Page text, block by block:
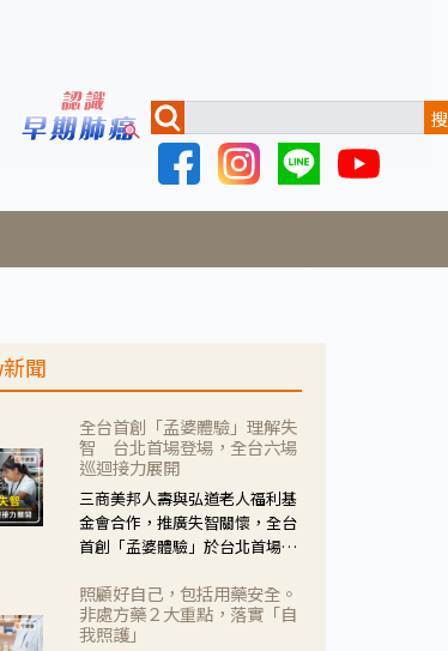
聞
全台首創「孟婆體驗」理解失
智 台北首場登場，全台六場
巡迴接力展開
三商美邦人壽與弘道老人福利基
金會合作，推廣失智關懷，全台
首創「孟婆體驗」於台北首場實
模式，用結合情境互動等豐富活
動，將抽象的失智轉化為可感
受、可討論的生活情境，並引導
照顧好自己，包括用藥安全。
非處方藥２大重點，落實「自
我照護」